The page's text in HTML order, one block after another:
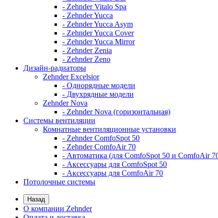
- Zehnder Vitalo Spa
- Zehnder Yucca
- Zehnder Yucca Asym
- Zehnder Yucca Cover
- Zehnder Yucca Mirror
- Zehnder Zenia
- Zehnder Zeno
Дизайн-радиаторы
Zehnder Excelsior
- Однорядные модели
- Двухрядные модели
Zehnder Nova
- Zehnder Nova (горизонтальная)
Системы вентиляции
Комнатные вентиляционные установки
- Zehnder ComfoSpot 50
- Zehnder ComfoAir 70
- Автоматика (для ComfoSpot 50 и ComfoAir
- Аксессуары для ComfoSpot 50
- Аксессуары для ComfoAir 70
Потолочные системы
Назад
О компании Zehnder